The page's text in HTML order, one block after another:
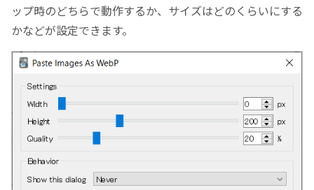
ップ時のどちらで動作するか、サイズはどのくらいにする
かなどが設定できます。